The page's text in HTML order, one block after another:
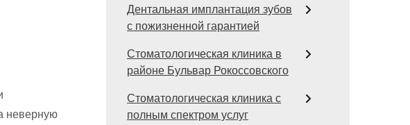
неверную
Дентальная имплантация зубов
с пожизненной гарантией
Стоматологическая клиника в
районе Бульвар Рокоссовского
Стоматологическая клиника с
полным спектром услуг